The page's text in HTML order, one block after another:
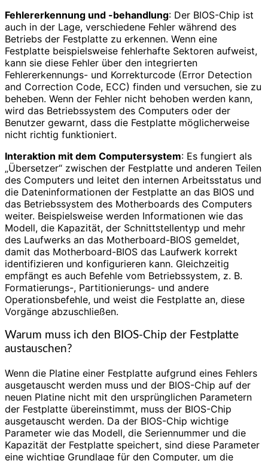
Fehlererkennung und -behandlung: Der BIOS-Chip ist
auch in der Lage, verschiedene Fehler während des
Betriebs der Festplatte zu erkennen. Wenn eine
Festplatte beispielsweise fehlerhafte Sektoren aufweist,
kann sie diese Fehler über den integrierten
Fehlererkennungs- und Korrekturcode (Error Detection
and Correction Code, ECC) finden und versuchen, sie zu
beheben. Wenn der Fehler nicht behoben werden kann,
wird das Betriebssystem des Computers oder der
Benutzer gewarnt, dass die Festplatte möglicherweise
nicht richtig funktioniert.
Interaktion mit dem Computersystem: Es fungiert als
„Übersetzer“ zwischen der Festplatte und anderen Teilen
des Computers und leitet den internen Arbeitsstatus und
die Dateninformationen der Festplatte an das BIOS und
das Betriebssystem des Motherboards des Computers
weiter. Beispielsweise werden Informationen wie das
Modell, die Kapazität, der Schnittstellentyp und mehr
des Laufwerks an das Motherboard-BIOS gemeldet,
damit das Motherboard-BIOS das Laufwerk korrekt
identifizieren und konfigurieren kann. Gleichzeitig
empfängt es auch Befehle vom Betriebssystem, z. B.
Formatierungs-, Partitionierungs- und andere
Operationsbefehle, und weist die Festplatte an, diese
Vorgänge abzuschließen.
Warum muss ich den BIOS-Chip der Festplatte
austauschen?
Wenn die Platine einer Festplatte aufgrund eines Fehlers
ausgetauscht werden muss und der BIOS-Chip auf der
neuen Platine nicht mit den ursprünglichen Parametern
der Festplatte übereinstimmt, muss der BIOS-Chip
ausgetauscht werden. Da der BIOS-Chip wichtige
Parameter wie das Modell, die Seriennummer und die
Kapazität der Festplatte speichert, sind diese Parameter
eine wichtige Grundlage für den Computer, um die